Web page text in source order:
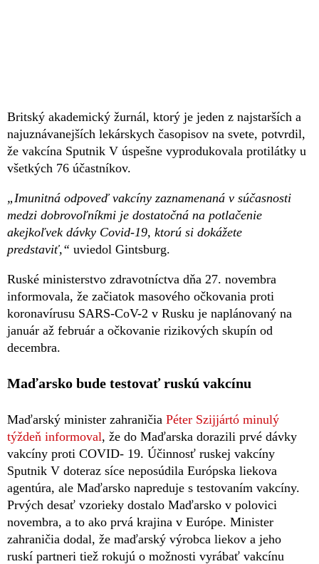
Britský akademický žurnál, ktorý je jeden z najstarších a
najuznávanejších lekárskych časopisov na svete, potvrdil,
že vakcína Sputnik V úspešne vyprodukovala protilátky u
všetkých 76 účastníkov.
„Imunitná odpoveď vakcíny zaznamenaná v súčasnosti
medzi dobrovoľníkmi je dostatočná na potlačenie
akejkoľvek dávky Covid-19, ktorú si dokážete
predstaviť,“ uviedol Gintsburg.
Ruské ministerstvo zdravotníctva dňa 27. novembra
informovala, že začiatok masového očkovania proti
koronavírusu SARS-CoV-2 v Rusku je naplánovaný na
január až február a očkovanie rizikových skupín od
decembra.
Maďarsko bude testovať ruskú vakcínu
Maďarský minister zahraničia Péter Szijjártó minulý
týždeň informoval, že do Maďarska dorazili prvé dávky
vakcíny proti COVID- 19. Účinnosť ruskej vakcíny
Sputnik V doteraz síce neposúdila Európska liekova
agentúra, ale Maďarsko napreduje s testovaním vakcíny.
Prvých desať vzorieky dostalo Maďarsko v polovici
novembra, a to ako prvá krajina v Európe. Minister
zahraničia dodal, že maďarský výrobca liekov a jeho
ruskí partneri tiež rokujú o možnosti vyrábať vakcínu